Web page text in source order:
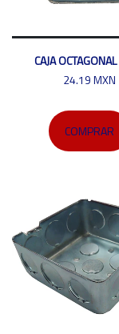
CAJA
24.19 MXN
COMPRAR